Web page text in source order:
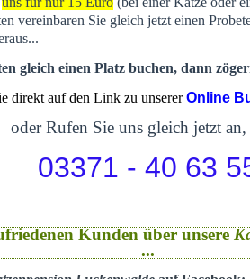
vereinbaren Sie gleich jetzt einen
gleich einen Platz buchen, dann
direkt auf den Link zu unsererOnline
oder Rufen Sie uns gleich jetzt an,
03371 - 40 63
Kunden über unsere
...